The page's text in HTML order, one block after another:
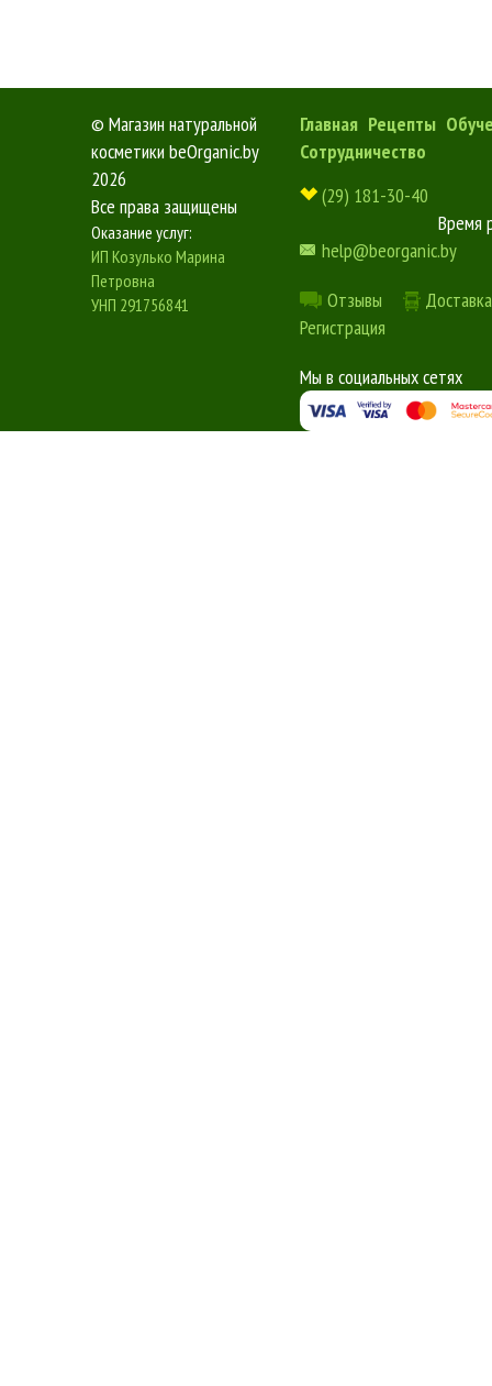
© Магазин натуральной
косметики beOrganic.by
2026
Все права защищены
Оказание услуг:
ИП Козулько Марина
Петровна
УНП 291756841
Главная Рецепты
Сотрудничество
(29) 181-30-40
Время
help@beorganic.by
Отзывы
Регистрация
Мы в социальных сетях